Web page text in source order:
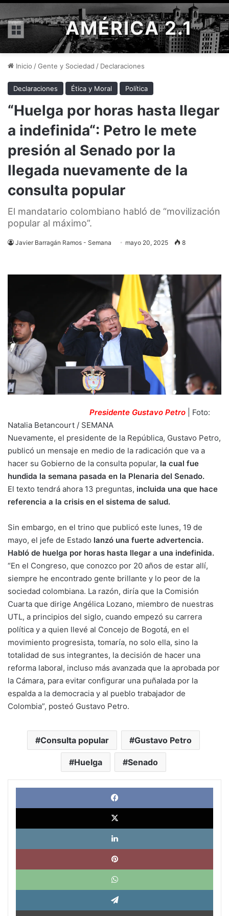
Menú AMÉRICA 2.1
Inicio /Gente y Sociedad / Declaraciones
Declaraciones Ética y Moral Política
“Huelga por horas hasta llegar
a indefinida“: Petro le mete
presión al Senado por la
llegada nuevamente de la
consulta popular
El mandatario colombiano habló de “movilización
popular al máximo”.
Javier Barragán Ramos - Semana mayo 20, 2025 8
Presidente Gustavo Petro
| Foto:
Natalia Betancourt / SEMANA
Nuevamente, el presidente de la República, Gustavo Petro,
publicó un mensaje en medio de la radicación que va a
hacer su Gobierno de la consulta popular, la cual fue
hundida la semana pasada en la Plenaria del Senado.
El texto tendrá ahora 13 preguntas, incluida una que hace
referencia a la crisis en el sistema de salud.
Sin embargo, en el trino que publicó este lunes, 19 de
mayo, el jefe de Estado lanzó una fuerte advertencia.
Habló de huelga por horas hasta llegar a una indefinida.
“En el Congreso, que conozco por 20 años de estar allí,
siempre he encontrado gente brillante y lo peor de la
sociedad colombiana. La razón, diría que la Comisión
Cuarta que dirige Angélica Lozano, miembro de nuestras
UTL, a principios del siglo, cuando empezó su carrera
política y a quien llevé al Concejo de Bogotá, en el
movimiento progresista, tomaría, no solo ella, sino la
totalidad de sus integrantes, la decisión de hacer una
reforma laboral, incluso más avanzada que la aprobada por
la Cámara, para evitar configurar una puñalada por la
espalda a la democracia y al pueblo trabajador de
Colombia”, posteó Gustavo Petro.
Consulta popular Gustavo Petro
Huelga Senado
X